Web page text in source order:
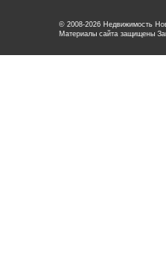
© 2008-2026 Недвижимость
Материалы сайта защищены